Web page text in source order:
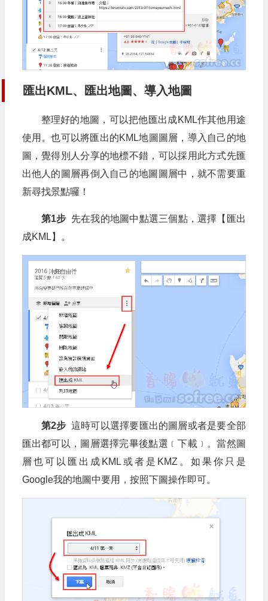
匯出KML、匯出地圖、導入地圖
整理好的地圖，可以把他匯出成KML作其他用途
使用。也可以將匯出的KML地圖圖層，導入自己的地
圖，覺得別人分享的地標不錯，可以採用此方式先匯
出他人的圖層再倒入自己的地圖圖層中，就不需要重
新尋找景點囉！
第1步 先在我的地圖中點選三個點，選擇【匯出
成KML】。
第2步 這時可以選擇要匯出的圖層或者是要全部
匯出都可以，圖層選擇完畢後點選﹝下載﹞。當然圖
層也可以匯出成KML或者是KMZ。如果你只是
Google我的地圖中要用，按照下圖操作即可。